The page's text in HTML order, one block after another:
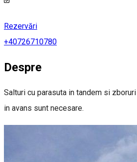
Rezervări
+40726710780
Despre
Salturi cu parasuta in tandem si
in avans sunt necesare.